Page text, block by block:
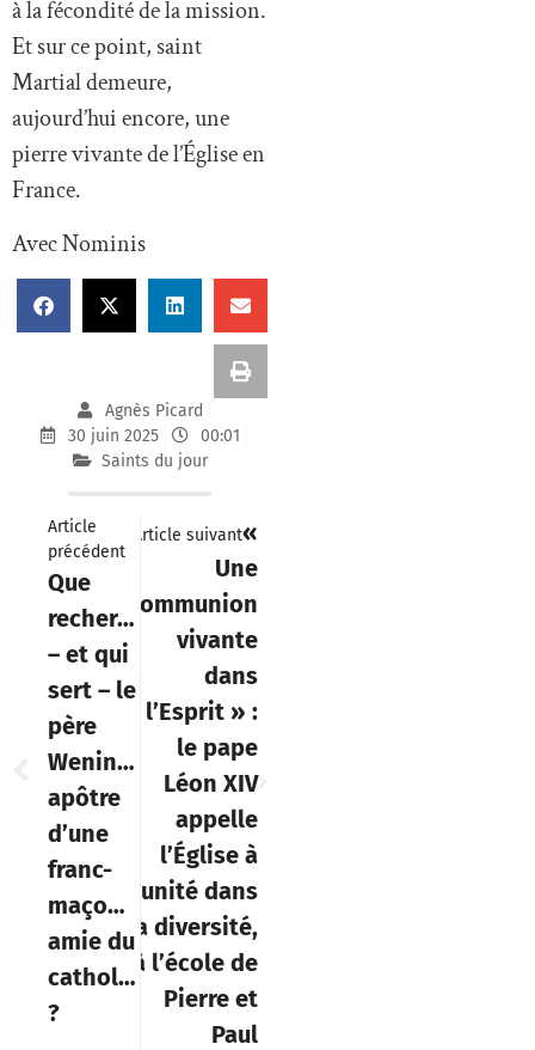
à la fécondité de la mission.
Et sur ce point, saint
Martial demeure,
aujourd’hui encore, une
pierre vivante de l’Église en
France.
Avec Nominis
Agnès Picard
30 juin 2025
00:01
Saints du jour
Article
précédent
Que
recherche
– et qui
sert – le
père
Weninger,
apôtre
d’une
franc-
maçonnerie
amie du
catholicisme
?
Article suivant«
Une
communion
vivante
dans
l’Esprit » :
le pape
Léon XIV
appelle
l’Église à
l’unité dans
la diversité,
à l’école de
Pierre et
Paul